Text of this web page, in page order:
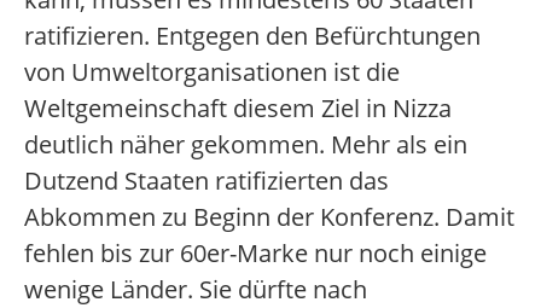
ratifizieren. Entgegen den Befürchtungen
von Umweltorganisationen ist die
Weltgemeinschaft diesem Ziel in Nizza
deutlich näher gekommen. Mehr als ein
Dutzend Staaten ratifizierten das
Abkommen zu Beginn der Konferenz. Damit
fehlen bis zur 60er-Marke nur noch einige
wenige Länder. Sie dürfte nach